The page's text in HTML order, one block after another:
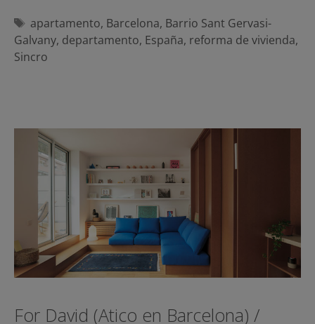
Etiquetas
apartamento, Barcelona, Barrio Sant Gervasi-
Galvany, departamento, España, reforma de vivienda,
Sincro
For David (Atico en Barcelona) /